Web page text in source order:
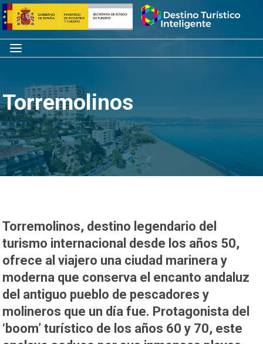
Saltar
al
contenido
Inicio
Menú
Torremolinos
Torremolinos, destino legendario del
turismo internacional desde los años 50,
ofrece al viajero una ciudad marinera y
moderna que conserva el encanto andaluz
del antiguo pueblo de pescadores y
molineros que un día fue. Protagonista del
‘boom’ turístico de los años 60 y 70, este